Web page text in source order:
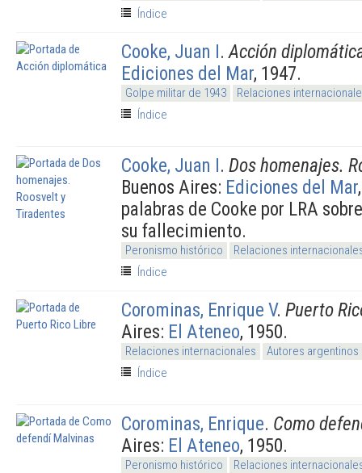
Índice
Cooke, Juan I.Acción
Ediciones del Mar, 1947.
Golpe militar de 1943
Relaciones
Índice
Cooke, Juan I. Dos homenajes.
Buenos Aires: Ediciones del Mar
palabras de Cooke por LRA
su fallecimiento.
Peronismo histórico
Relaciones
Índice
Corominas, Enrique V. Puerto
Aires: El Ateneo, 1950.
Relaciones internacionales
Autores argentinos
Índice
Corominas, Enrique. Como
Aires: El Ateneo, 1950.
Peronismo histórico
Relaciones